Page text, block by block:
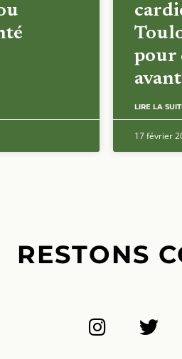
pour
LIRE LA
17 février
RESTONS